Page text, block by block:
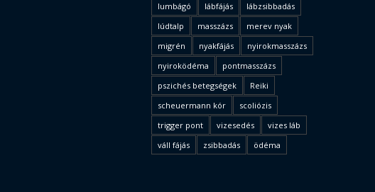
lumbágó
lábfájás
lábzsibbadás
lúdtalp
masszázs
merev nyak
migrén
nyakfájás
nyirokmasszázs
nyiroködéma
pontmasszázs
pszichés betegségek
Reiki
scheuermann kór
scoliózis
trigger pont
vizesedés
vizes láb
váll fájás
zsibbadás ödéma